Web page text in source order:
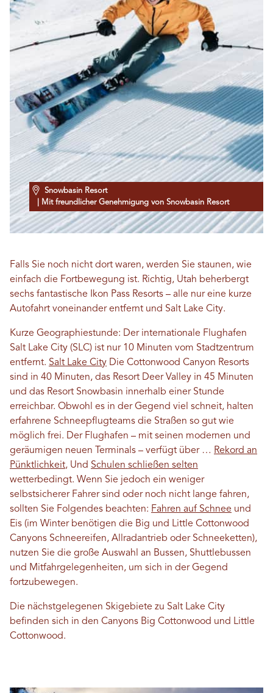
Snowbasin Resort
| Mit freundlicher Genehmigung von Snowbasin Resort
Falls Sie noch nicht dort waren, werden Sie staunen, wie
einfach die Fortbewegung ist. Richtig, Utah beherbergt
sechs fantastische Ikon Pass Resorts – alle nur eine kurze
Autofahrt voneinander entfernt und Salt Lake City.
Kurze Geographiestunde: Der internationale Flughafen
Salt Lake City (SLC) ist nur 10 Minuten vom Stadtzentrum
entfernt. Salt Lake City Die Cottonwood Canyon Resorts
sind in 40 Minuten, das Resort Deer Valley in 45 Minuten
und das Resort Snowbasin innerhalb einer Stunde
erreichbar. Obwohl es in der Gegend viel schneit, halten
erfahrene Schneepflugteams die Straßen so gut wie
möglich frei. Der Flughafen – mit seinen modernen und
geräumigen neuen Terminals – verfügt über … Rekord an
Pünktlichkeit, Und Schulen schließen selten
wetterbedingt. Wenn Sie jedoch ein weniger
selbstsicherer Fahrer sind oder noch nicht lange fahren,
sollten Sie Folgendes beachten: Fahren auf Schnee und
Eis (im Winter benötigen die Big und Little Cottonwood
Canyons Schneereifen, Allradantrieb oder Schneeketten),
nutzen Sie die große Auswahl an Bussen, Shuttlebussen
und Mitfahrgelegenheiten, um sich in der Gegend
fortzubewegen.
Die nächstgelegenen Skigebiete zu Salt Lake City
befinden sich in den Canyons Big Cottonwood und Little
Cottonwood.